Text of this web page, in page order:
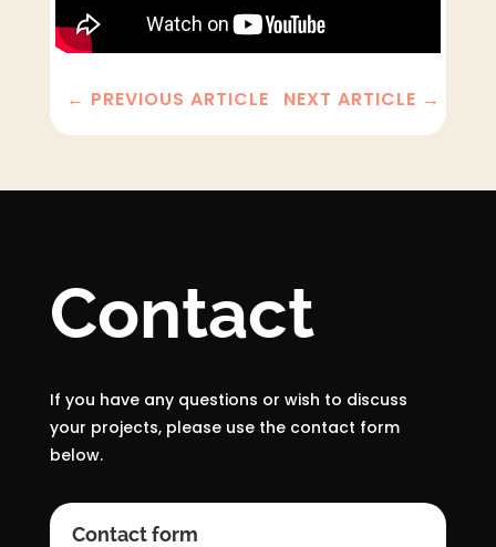
← PREVIOUS ARTICLE NEXT ARTICLE →
Contact
If you have any questions or wish to discuss
your projects, please use the contact form
below.
Contact form